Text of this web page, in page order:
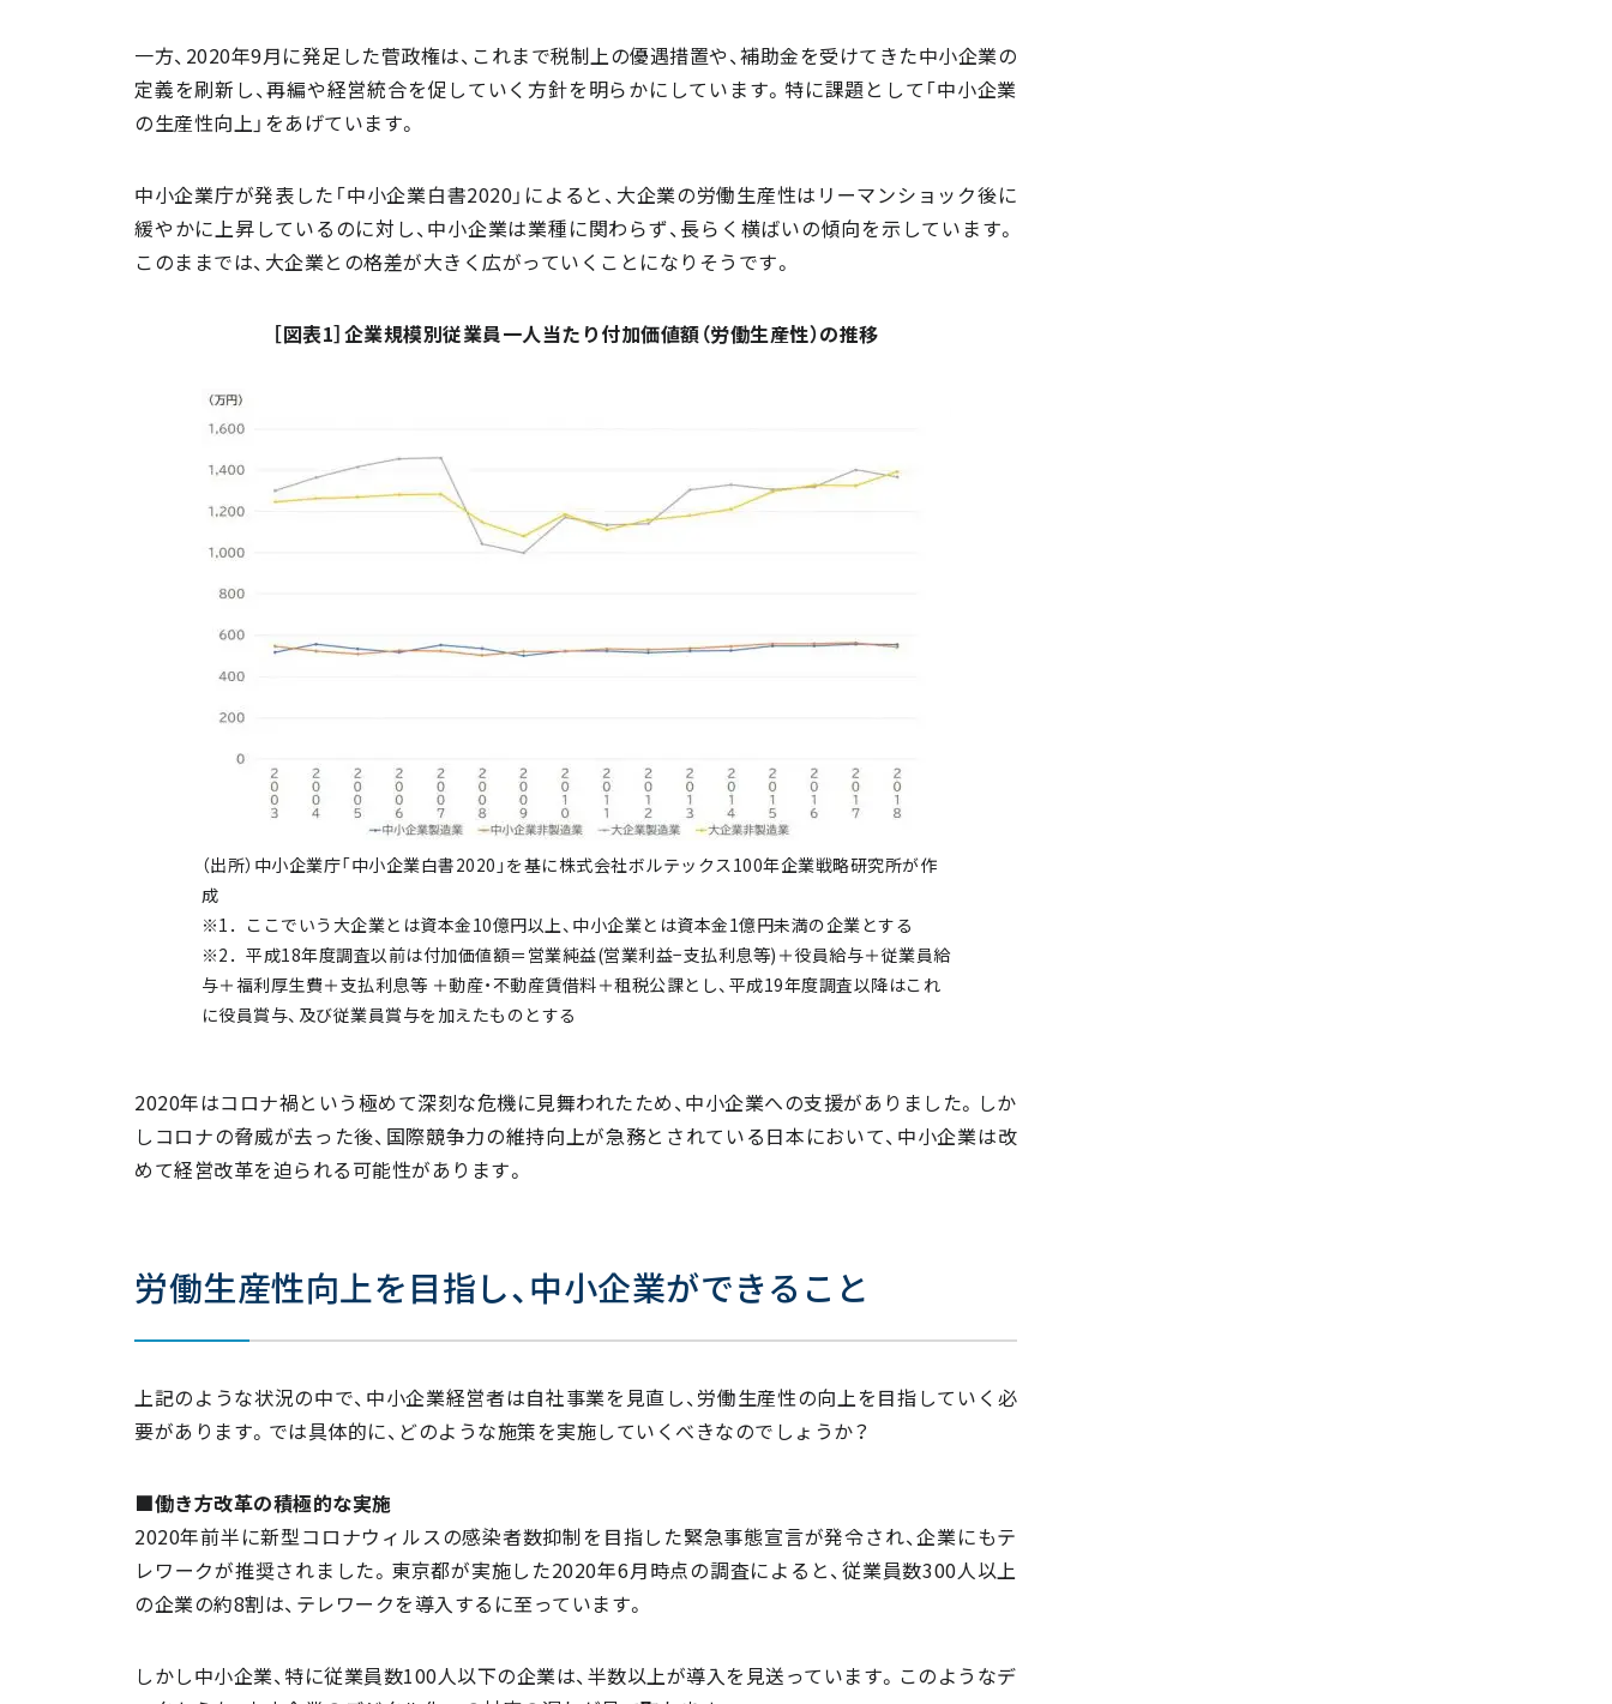
一方、2020年9月に発足した菅政権は、これまで税制上の優遇措置や、補助金を受けてきた中小企業の
定義を刷新し、再編や経営統合を促していく方針を明らかにしています。特に課題として「中小企業
の生産性向上」をあげています。
中小企業庁が発表した「中小企業白書2020」によると、大企業の労働生産性はリーマンショック後に
緩やかに上昇しているのに対し、中小企業は業種に関わらず、長らく横ばいの傾向を示しています。
このままでは、大企業との格差が大きく広がっていくことになりそうです。
［図表1］企業規模別従業員一人当たり付加価値額（労働生産性）の推移
（出所）中小企業庁「中小企業白書2020」を基に株式会社ボルテックス100年企業戦略研究所が作
成
※1．ここでいう⼤企業とは資本⾦10億円以上、中⼩企業とは資本⾦1億円未満の企業とする
※2．平成18年度調査以前は付加価値額＝営業純益(営業利益−⽀払利息等)＋役員給与＋従業員給
与＋福利厚⽣費＋⽀払利息等 ＋動産・不動産賃借料＋租税公課とし、平成19年度調査以降はこれ
に役員賞与、及び従業員賞与を加えたものとする
2020年はコロナ禍という極めて深刻な危機に見舞われたため、中小企業への支援がありました。しか
しコロナの脅威が去った後、国際競争力の維持向上が急務とされている日本において、中小企業は改
めて経営改革を迫られる可能性があります。
労働生産性向上を目指し、中小企業ができること
上記のような状況の中で、中小企業経営者は自社事業を見直し、労働生産性の向上を目指していく必
要があります。では具体的に、どのような施策を実施していくべきなのでしょうか？
■働き方改革の積極的な実施
2020年前半に新型コロナウィルスの感染者数抑制を目指した緊急事態宣言が発令され、企業にもテ
レワークが推奨されました。東京都が実施した2020年6月時点の調査によると、従業員数300人以上
の企業の約8割は、テレワークを導入するに至っています。
しかし中小企業、特に従業員数100人以下の企業は、半数以上が導入を見送っています。このようなデ